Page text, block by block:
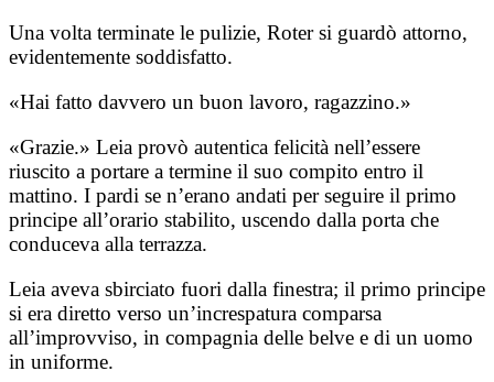
Una volta terminate le pulizie, Roter si guardò attorno,
evidentemente soddisfatto.
«Hai fatto davvero un buon lavoro, ragazzino.»
«Grazie.» Leia provò autentica felicità nell’essere
riuscito a portare a termine il suo compito entro il
mattino. I pardi se n’erano andati per seguire il primo
principe all’orario stabilito, uscendo dalla porta che
conduceva alla terrazza.
Leia aveva sbirciato fuori dalla finestra; il primo principe
si era diretto verso un’increspatura comparsa
all’improvviso, in compagnia delle belve e di un uomo
in uniforme.